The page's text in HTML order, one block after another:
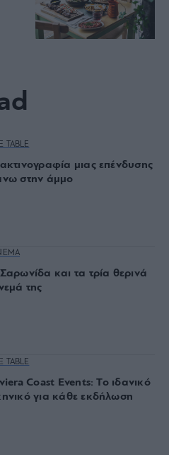
TABLE
μιας επένδυσης
στην άμμο
και τα τρία θερινά
της
TABLE
Coast Events: Το ιδανικό
για κάθε εκδήλωση